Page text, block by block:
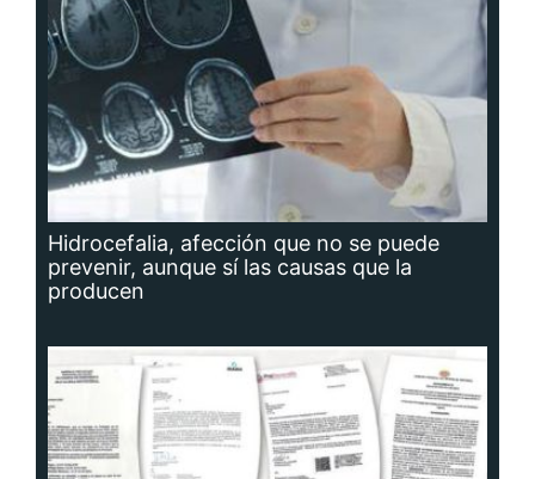
Hidrocefalia, afección que no se puede
prevenir, aunque sí las causas que la
producen